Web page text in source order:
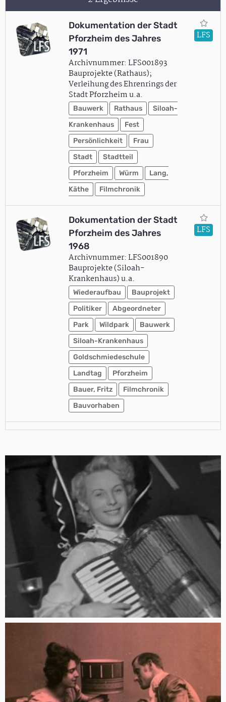
Dokumentation der Stadt
Pforzheim des Jahres
1971
Archivnummer: LFS001893
Bauprojekte (Rathaus);
Verleihung des Ehrenrings der
Stadt Pforzheim u.a.
Bauwerk Rathaus
Siloah-
Krankenhaus
Fest
Persönlichkeit
Frau
Stadt
Stadtteil
Pforzheim
Würm
Lang,
Käthe
Filmchronik
LFS
Dokumentation der Stadt
Pforzheim des Jahres
1968
Archivnummer: LFS001890
Bauprojekte (Siloah-
Krankenhaus) u.a.
Wiederaufbau
Bauprojekt
Politiker
Abgeordneter
Park
Wildpark
Bauwerk
Siloah-Krankenhaus
Goldschmiedeschule
Landtag
Pforzheim
Bauer, Fritz
Filmchronik
Bauvorhaben
LFS